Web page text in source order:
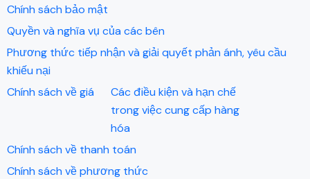
Chính sách bảo mật
Quyền và nghĩa vụ của các bên
Phương thức tiếp nhận và giải quyết phản ánh, yêu cầu
khiếu nại
Chính sách về giá
Các điều kiện và hạn chế
trong việc cung cấp hàng
hóa
Chính sách về thanh toán
Chính sách về phương thức